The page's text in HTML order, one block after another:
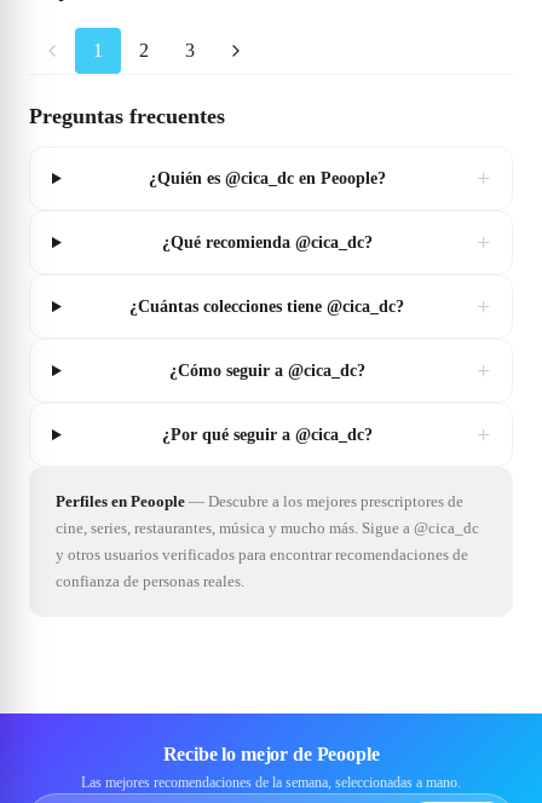
1 2 3
Preguntas frecuentes
¿Quién es @cica_dc en Peoople? +
¿Qué recomienda @cica_dc? +
¿Cuántas colecciones tiene @cica_dc? +
¿Cómo seguir a @cica_dc? +
¿Por qué seguir a @cica_dc? +
Perfiles en Peoople — Descubre a los mejores prescriptores de
cine, series, restaurantes, música y mucho más. Sigue a @cica_dc
y otros usuarios verificados para encontrar recomendaciones de
confianza de personas reales.
Recibe lo mejor de Peoople
Las mejores recomendaciones de la semana, seleccionadas a mano.